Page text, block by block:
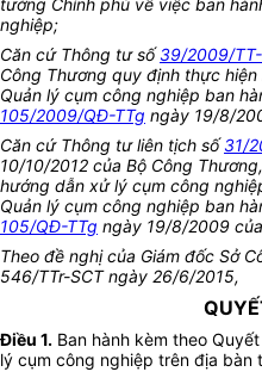
tướng Chính phủ về việc ban
nghiệp;
Căn cứ Thông tư số39/2009/
Công Thương quy định thực
Quản lý cụm công nghiệp ban
105/2009/QĐ-TTg ngày 19/8/
Căn cứ Thông tư liên tịch số31/
10/10/2012 của Bộ Công
hướng dẫn xử lý cụm công
Quản lý cụm công nghiệp ban
105/QĐ-TTg ngày 19/8/2009
Theo đề nghị của Giám đốc Sở
546/TTr-SCT ngày 26/6/2015,
Điều 1. Ban hành kèm theo
lý cụm công nghiệp trên địa bàn